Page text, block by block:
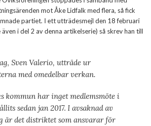
mot Åke Lidfalk med flera, så fick
partiet. I ett utträdesmejl den 18 februari
i del 2 av denna artikelserie) så skrev han till
Sven Valerio, utträde ur
med omedelbar verkan.
kommun har inget medlemsmöte i
sedan jan 2017. I avsaknad av
är det distriktet som ansvarar för